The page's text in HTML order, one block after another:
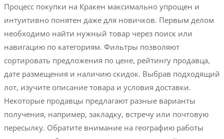
Процесс покупки на Кракен максимально упрощен и
интуитивно понятен даже для новичков. Первым делом
необходимо найти нужный товар через поиск или
навигацию по категориям. Фильтры позволяют
сортировать предложения по цене, рейтингу продавца,
дате размещения и наличию скидок. Выбрав подходящий
лот, изучите описание товара и условия доставки.
Некоторые продавцы предлагают разные варианты
получения, например, закладку, встречу или почтовую
пересылку. Обратите внимание на географию работы